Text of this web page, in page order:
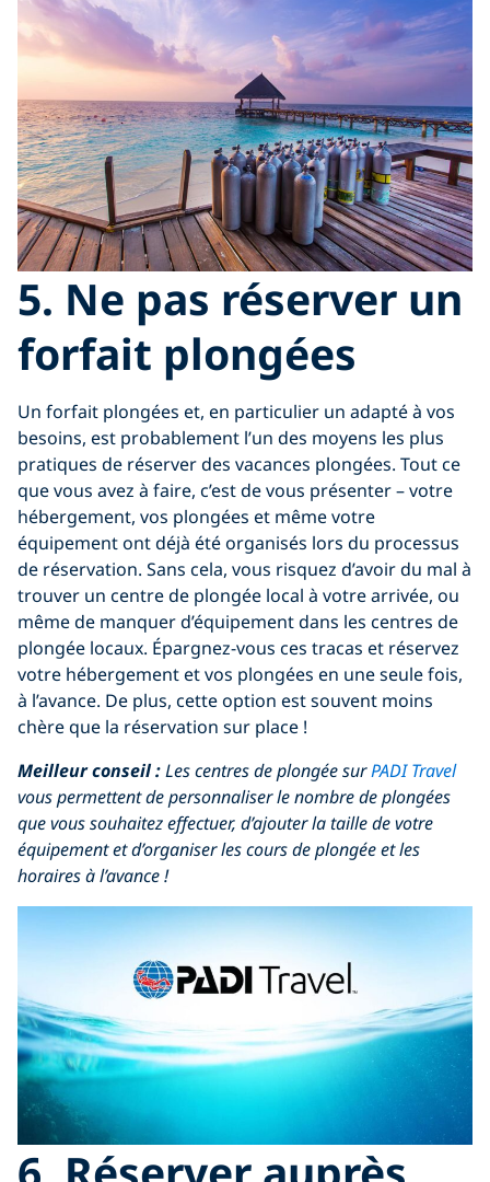
5. Ne pas réserver un
forfait plongées
Un forfait plongées et, en particulier un adapté à vos
besoins, est probablement l’un des moyens les plus
pratiques de réserver des vacances plongées. Tout ce
que vous avez à faire, c’est de vous présenter – votre
hébergement, vos plongées et même votre
équipement ont déjà été organisés lors du processus
de réservation. Sans cela, vous risquez d’avoir du mal à
trouver un centre de plongée local à votre arrivée, ou
même de manquer d’équipement dans les centres de
plongée locaux. Épargnez-vous ces tracas et réservez
votre hébergement et vos plongées en une seule fois,
à l’avance. De plus, cette option est souvent moins
chère que la réservation sur place !
Meilleur conseil :Les centres de plongée surPADI Travel
vous permettent de personnaliser le nombre de plongées
que vous souhaitez effectuer, d’ajouter la taille de votre
équipement et d’organiser les cours de plongée et les
horaires à l’avance !